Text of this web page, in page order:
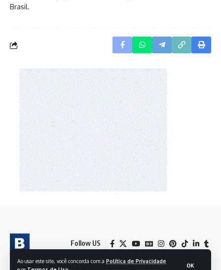
Ao usar este site, você concorda com a Política de Privacidade
OK
Brasil.
Follow US